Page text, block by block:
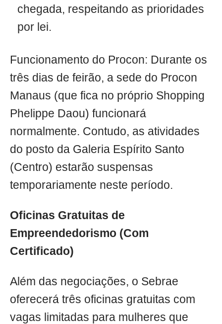
chegada, respeitando as prioridades
por lei.
Funcionamento do Procon: Durante os
três dias de feirão, a sede do Procon
Manaus (que fica no próprio Shopping
Phelippe Daou) funcionará
normalmente. Contudo, as atividades
do posto da Galeria Espírito Santo
(Centro) estarão suspensas
temporariamente neste período.
Oficinas Gratuitas de
Empreendedorismo (Com
Certificado)
Além das negociações, o Sebrae
oferecerá três oficinas gratuitas com
vagas limitadas para mulheres que